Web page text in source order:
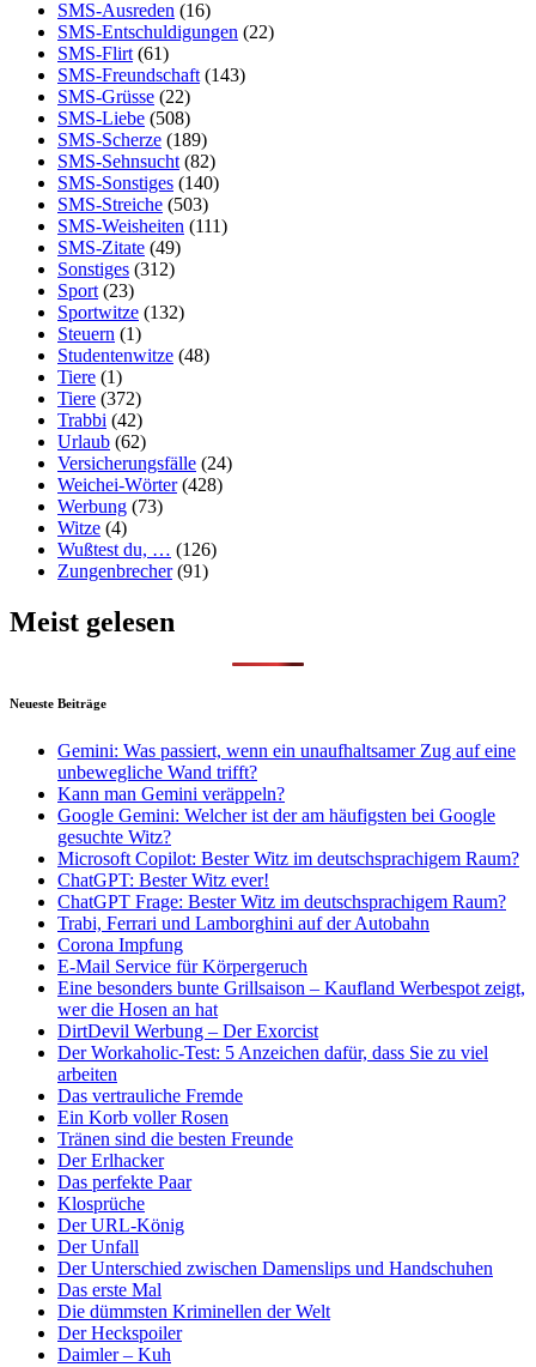
SMS-Ausreden (16)
SMS-Entschuldigungen (22)
SMS-Flirt(61)
SMS-Freundschaft(143)
SMS-Grüsse (22)
SMS-Liebe (508)
SMS-Scherze (189)
SMS-Sehnsucht(82)
SMS-Sonstiges (140)
SMS-Streiche (503)
SMS-Weisheiten (111)
SMS-Zitate (49)
Sonstiges (312)
Sport(23)
Sportwitze (132)
Steuern (1)
Studentenwitze (48)
Tiere (1)
Tiere (372)
Trabbi (42)
Urlaub (62)
Versicherungsfälle (24)
Weichei-Wörter(428)
Werbung (73)
Witze (4)
Wußtest du, … (126)
Zungenbrecher(91)
Meist gelesen
Neueste Beiträge
Gemini: Was passiert, wenn ein unaufhaltsamer Zug auf eine
unbewegliche Wand trifft?
Kann man Gemini veräppeln?
Google Gemini: Welcher ist der am häufigsten bei Google
gesuchte Witz?
Microsoft Copilot: Bester Witz im deutschsprachigem Raum?
ChatGPT: Bester Witz ever!
ChatGPT Frage: Bester Witz im deutschsprachigem Raum?
Trabi, Ferrari und Lamborghini auf der Autobahn
Corona Impfung
E-Mail Service für Körpergeruch
Eine besonders bunte Grillsaison – Kaufland Werbespot zeigt,
wer die Hosen an hat
DirtDevil Werbung – Der Exorcist
Der Workaholic-Test: 5 Anzeichen dafür, dass Sie zu viel
arbeiten
Das vertrauliche Fremde
Ein Korb voller Rosen
Tränen sind die besten Freunde
Der Erlhacker
Das perfekte Paar
Klosprüche
Der URL-König
Der Unfall
Der Unterschied zwischen Damenslips und Handschuhen
Das erste Mal
Die dümmsten Kriminellen der Welt
Der Heckspoiler
Daimler – Kuh